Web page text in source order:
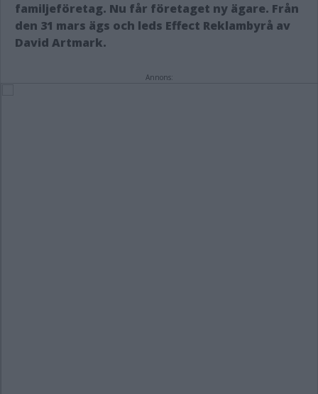
familjeföretag. Nu får företaget ny ägare. Från
den 31 mars ägs och leds Effect Reklambyrå av
David Artmark.
Annons: